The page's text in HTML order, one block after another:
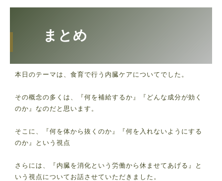
まとめ
本日のテーマは、食育で行う内臓ケアについてでした。
その概念の多くは、『何を補給するか』『どんな成分が効く
のか』なのだと思います。
そこに、『何を体から抜くのか』『何を入れないようにする
のか』という視点
さらには、『内臓を消化という労働から休ませてあげる』と
いう視点についてお話させていただきました。